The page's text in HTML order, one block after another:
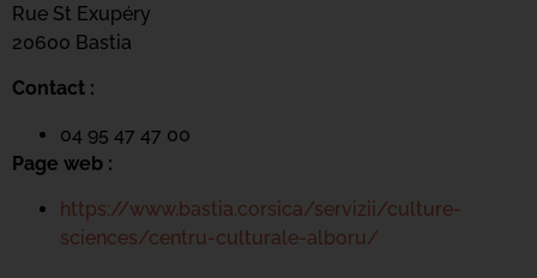
Rue St Exupéry
20600 Bastia
Contact :
04 95 47 47 00
Page web :
https://www.bastia.corsica/servizii/culture-
sciences/centru-culturale-alboru/